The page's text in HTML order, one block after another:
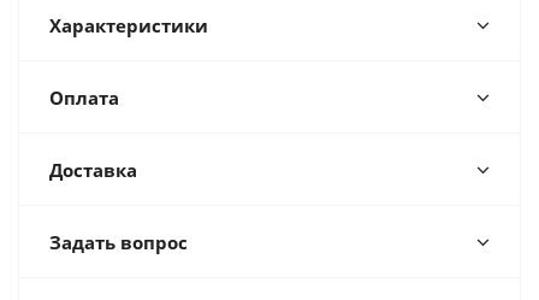
Характеристики
Оплата
Доставка
Задать вопрос